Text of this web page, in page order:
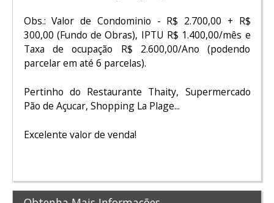
Obs.: Valor de Condominio - R$ 2.700,00 + R$
300,00 (Fundo de Obras), IPTU R$ 1.400,00/mês e
Taxa de ocupação R$ 2.600,00/Ano (podendo
parcelar em até 6 parcelas).
Pertinho do Restaurante Thaity, Supermercado
Pão de Açucar, Shopping La Plage...
Excelente valor de venda!